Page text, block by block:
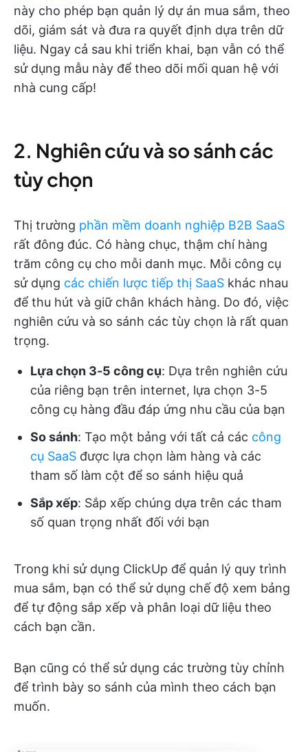
này cho phép bạn quản lý dự án mua sắm, theo
dõi, giám sát và đưa ra quyết định dựa trên dữ
liệu. Ngay cả sau khi triển khai, bạn vẫn có thể
sử dụng mẫu này để theo dõi mối quan hệ với
nhà cung cấp!
2. Nghiên cứu và so sánh các
tùy chọn
Thị trường phần mềm doanh nghiệp B2B SaaS
rất đông đúc. Có hàng chục, thậm chí hàng
trăm công cụ cho mỗi danh mục. Mỗi công cụ
sử dụng các chiến lược tiếp thị SaaS khác nhau
để thu hút và giữ chân khách hàng. Do đó, việc
nghiên cứu và so sánh các tùy chọn là rất quan
trọng.
Lựa chọn 3-5 công cụ: Dựa trên nghiên cứu
của riêng bạn trên internet, lựa chọn 3-5
công cụ hàng đầu đáp ứng nhu cầu của bạn
So sánh: Tạo một bảng với tất cả các công
cụ SaaS được lựa chọn làm hàng và các
tham số làm cột để so sánh hiệu quả
Sắp xếp: Sắp xếp chúng dựa trên các tham
số quan trọng nhất đối với bạn
Trong khi sử dụng ClickUp để quản lý quy trình
mua sắm, bạn có thể sử dụng chế độ xem bảng
để tự động sắp xếp và phân loại dữ liệu theo
cách bạn cần.
Bạn cũng có thể sử dụng các trường tùy chỉnh
để trình bày so sánh của mình theo cách bạn
muốn.